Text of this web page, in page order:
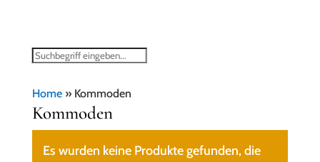
Home» Kommoden
Kommoden
Es wurden keine Produkte gefunden, die